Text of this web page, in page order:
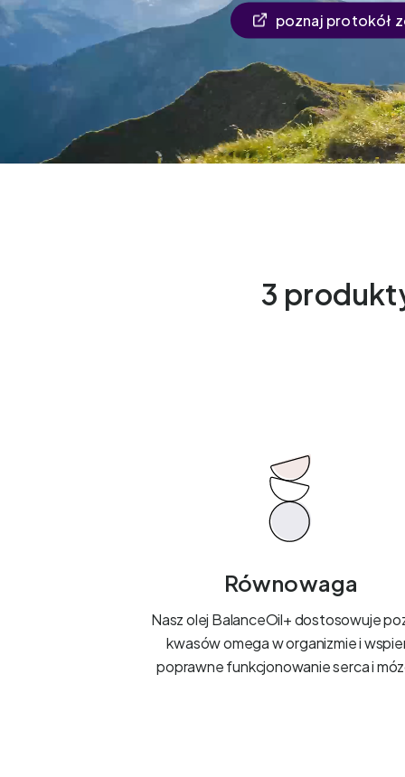
poznaj protokół
3
Równowaga
Nasz olej BalanceOil+ dostosowuje
kwasów omega w organizmie i
poprawne funkcjonowanie serca i